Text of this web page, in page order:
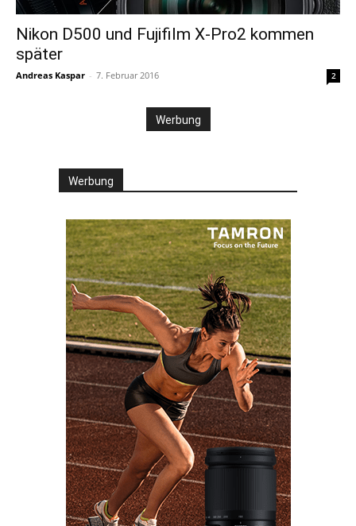
Nikon D500 und Fujifilm X-Pro2 kommen
später
Andreas Kaspar - 7. Februar 2016 2
Werbung
Werbung